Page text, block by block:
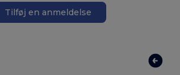
Tilføj en anmeldelse